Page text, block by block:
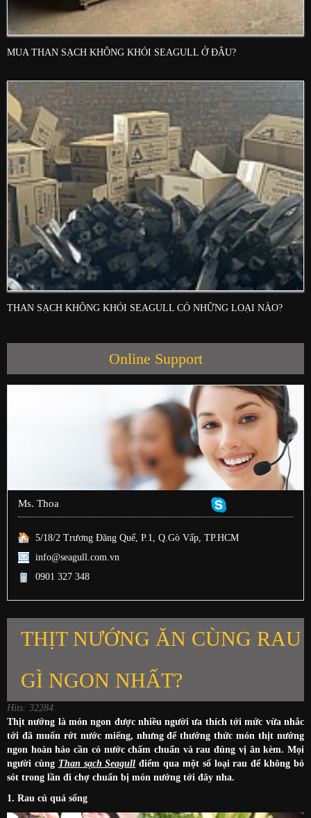
MUA THAN SẠCH KHÔNG KHÓI SEAGULL Ở ĐÂU?
THAN SẠCH KHÔNG KHÓI SEAGULL CÓ NHỮNG LOẠI NÀO?
Online Support
Ms. Thoa
5/18/2 Trương Đăng Quế, P.1, Q.Gò Vấp, TP.HCM
info@seagull.com.vn
0901 327 348
THỊT NƯỚNG ĂN CÙNG RAU
GÌ NGON NHẤT?
Hits: 32284
Thịt nướng là món ngon được nhiều người ưa thích tới mức vừa nhắc
tới đã muốn rớt nước miếng, nhưng để thưởng thức món thịt nướng
ngon hoàn hảo cần có nước chấm chuẩn và rau đúng vị ăn kèm. Mọi
người cùng Than sạch Seagull điểm qua một số loại rau để không bỏ
sót trong lần đi chợ chuẩn bị món nướng tới đây nha.
1. Rau củ quả sống